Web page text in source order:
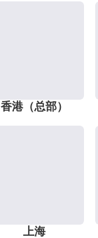
香港（总部）
上海